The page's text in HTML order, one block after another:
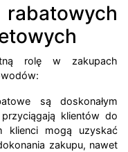
rolę w zakupach
są doskonałym
klientów do
klienci mogą uzyskać
zakupu, nawet